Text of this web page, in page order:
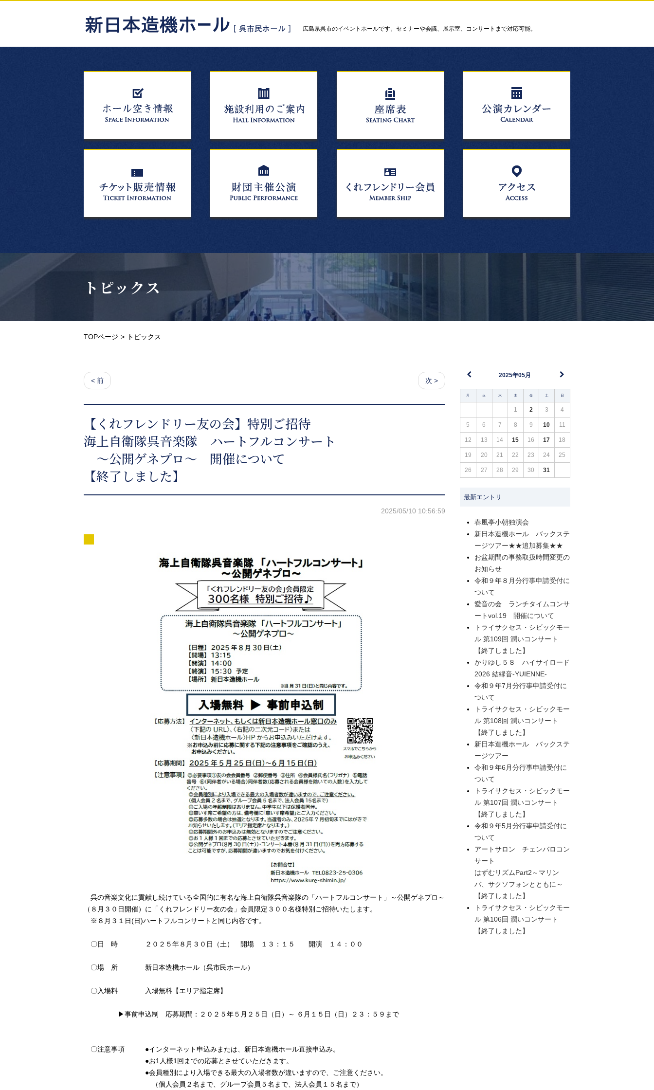
広島県呉市のイベントホールです。セミナーや会議、展示室、コンサートまで対応可能。
トピックス
TOPページ トピックス
< 前 次 >
【くれフレンドリー友の会】特別ご招待
海上自衛隊呉音楽隊 ハートフルコンサート
～公開ゲネプロ～ 開催について
【終了しました】
2025/05/10 10:56:59
呉の音楽文化に貢献し続けている全国的に有名な海上自衛隊呉音楽隊の「ハートフルコンサート」～公開ゲネプロ～
（８月３０日開催）に「くれフレンドリー友の会」会員限定３００名様特別ご招待いたします。
※８月３１日(日)ハートフルコンサートと同じ内容です。
〇日 時 ２０２５年８月３０日（土） 開場 １３：１５ 開演 １４：００
〇場 所 新日本造機ホール（呉市民ホール）
〇入場料 入場無料【エリア指定席】
▶事前申込制 応募期間：２０２５年５月２５日（日）～ ６月１５日（日）２３：５９まで
〇注意事項 ●インターネット申込みまたは、新日本造機ホール直接申込み。
●お1人様1回までの応募とさせていただきます。
●会員種別により入場できる最大の入場者数が違いますので、ご注意ください。
（個人会員２名まで、グループ会員５名まで、法人会員１５名まで）
2025年05月
月 火 水 木 金 土 日
1 2 3 4
5 6 7 8 9 10 11
12 13 14 15 16 17 18
19 20 21 22 23 24 25
26 27 28 29 30 31
最新エントリ
春風亭小朝独演会
新日本造機ホール バックステ
ージツアー★★追加募集★★
お盆期間の事務取扱時間変更の
お知らせ
令和９年８月分行事申請受付に
ついて
愛音の会 ランチタイムコンサ
ートvol.19 開催について
トライサクセス・シビックモー
ル 第109回 潤いコンサート
【終了しました】
かりゆし５８ ハイサイロード
2026 結縁音-YUIENNE-
令和９年7月分行事申請受付に
ついて
トライサクセス・シビックモー
ル 第108回 潤いコンサート
【終了しました】
新日本造機ホール バックステ
ージツアー
令和９年6月分行事申請受付に
ついて
トライサクセス・シビックモー
ル 第107回 潤いコンサート
【終了しました】
令和９年5月分行事申請受付に
ついて
アートサロン チェンバロコン
サート
はずむリズムPart2～マリン
バ、サクソフォンとともに～
【終了しました】
トライサクセス・シビックモー
ル 第106回 潤いコンサート
【終了しました】